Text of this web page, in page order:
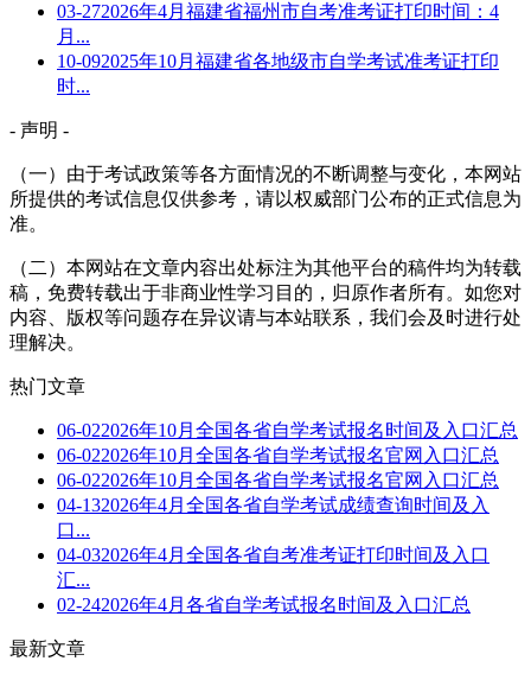
03-272026年4月福建省福州市自考准考证打印时间：4
月...
10-092025年10月福建省各地级市自学考试准考证打印
时...
- 声明 -
（一）由于考试政策等各方面情况的不断调整与变化，本网站
所提供的考试信息仅供参考，请以权威部门公布的正式信息为
准。
（二）本网站在文章内容出处标注为其他平台的稿件均为转载
稿，免费转载出于非商业性学习目的，归原作者所有。如您对
内容、版权等问题存在异议请与本站联系，我们会及时进行处
理解决。
热门文章
06-022026年10月全国各省自学考试报名时间及入口汇总
06-022026年10月全国各省自学考试报名官网入口汇总
06-022026年10月全国各省自学考试报名官网入口汇总
04-132026年4月全国各省自学考试成绩查询时间及入
口...
04-032026年4月全国各省自考准考证打印时间及入口
汇...
02-242026年4月各省自学考试报名时间及入口汇总
最新文章